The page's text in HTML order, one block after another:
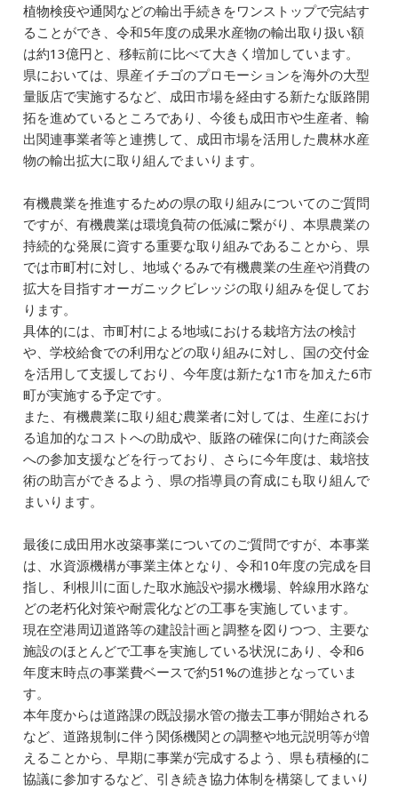
植物検疫や通関などの輸出手続きをワンストップで完結す
ることができ、令和5年度の成果水産物の輸出取り扱い額
は約13億円と、移転前に比べて大きく増加しています。
県においては、県産イチゴのプロモーションを海外の大型
量販店で実施するなど、成田市場を経由する新たな販路開
拓を進めているところであり、今後も成田市や生産者、輸
出関連事業者等と連携して、成田市場を活用した農林水産
物の輸出拡大に取り組んでまいります。
有機農業を推進するための県の取り組みについてのご質問
ですが、有機農業は環境負荷の低減に繋がり、本県農業の
持続的な発展に資する重要な取り組みであることから、県
では市町村に対し、地域ぐるみで有機農業の生産や消費の
拡大を目指すオーガニックビレッジの取り組みを促してお
ります。
具体的には、市町村による地域における栽培方法の検討
や、学校給食での利用などの取り組みに対し、国の交付金
を活用して支援しており、今年度は新たな1市を加えた6市
町が実施する予定です。
また、有機農業に取り組む農業者に対しては、生産におけ
る追加的なコストへの助成や、販路の確保に向けた商談会
への参加支援などを行っており、さらに今年度は、栽培技
術の助言ができるよう、県の指導員の育成にも取り組んで
まいります。
最後に成田用水改築事業についてのご質問ですが、本事業
は、水資源機構が事業主体となり、令和10年度の完成を目
指し、利根川に面した取水施設や揚水機場、幹線用水路な
どの老朽化対策や耐震化などの工事を実施しています。
現在空港周辺道路等の建設計画と調整を図りつつ、主要な
施設のほとんどで工事を実施している状況にあり、令和6
年度末時点の事業費ベースで約51%の進捗となっていま
す。
本年度からは道路課の既設揚水管の撤去工事が開始される
など、道路規制に伴う関係機関との調整や地元説明等が増
えることから、早期に事業が完成するよう、県も積極的に
協議に参加するなど、引き続き協力体制を構築してまいり